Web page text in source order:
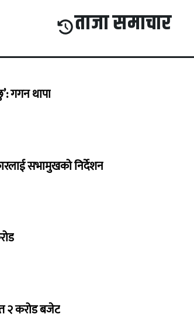
ताजा समाचार
गगन थापा
सभामुखको निर्देशन
२ करोड बजेट